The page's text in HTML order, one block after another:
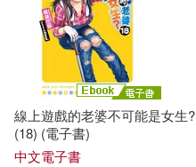
可新加坡店取(28)
可菲律賓店取(28)
電子書 (可複選)
線上遊戲的老婆不可能是女生?
(18) (電子書)
中文電子書